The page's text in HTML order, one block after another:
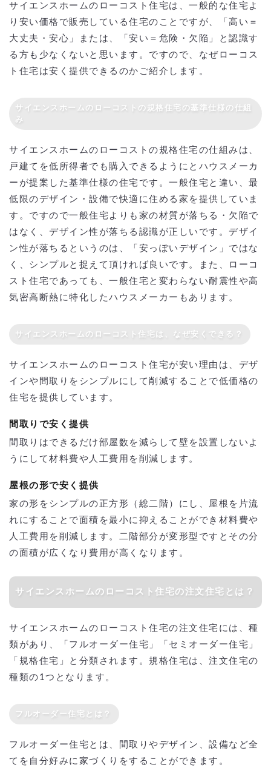
サイエンスホームのローコスト住宅は、一般的な住宅よ
り安い価格で販売している住宅のことですが、「高い＝
大丈夫・安心」または、「安い＝危険・欠陥」と認識す
る方も少なくないと思います。ですので、なぜローコス
ト住宅は安く提供できるのかご紹介します。
サイエンスホームのローコストの規格住宅の基準仕様の仕組
み
サイエンスホームのローコストの規格住宅の仕組みは、
戸建てを低所得者でも購入できるようにとハウスメーカ
ーが提案した基準仕様の住宅です。一般住宅と違い、最
低限のデザイン・設備で快適に住める家を提供していま
す。ですので一般住宅よりも家の材質が落ちる・欠陥で
はなく、デザイン性が落ちる認識が正しいです。デザイ
ン性が落ちるというのは、「安っぽいデザイン」ではな
く、シンプルと捉えて頂ければ良いです。また、ローコ
スト住宅であっても、一般住宅と変わらない耐震性や高
気密高断熱に特化したハウスメーカーもあります。
サイエンスホームのローコスト住宅は、なぜ安くできる？
サイエンスホームのローコスト住宅が安い理由は、デザ
インや間取りをシンプルにして削減することで低価格の
住宅を提供しています。
間取りで安く提供
間取りはできるだけ部屋数を減らして壁を設置しないよ
うにして材料費や人工費用を削減します。
屋根の形で安く提供
家の形をシンプルの正方形（総二階）にし、屋根を片流
れにすることで面積を最小に抑えることができ材料費や
人工費用を削減します。二階部分が変形型ですとその分
の面積が広くなり費用が高くなります。
サイエンスホームのローコスト住宅の注文住宅とは？
サイエンスホームのローコスト住宅の注文住宅には、種
類があり、「フルオーダー住宅」「セミオーダー住宅」
「規格住宅」と分類されます。規格住宅は、注文住宅の
種類の1つとなります。
フルオーダー住宅とは？
フルオーダー住宅とは、間取りやデザイン、設備など全
てを自分好みに家づくりをすることができます。